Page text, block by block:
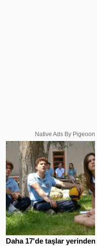
Native Ads By Pigeoon
Daha 17'de taşlar yerinden